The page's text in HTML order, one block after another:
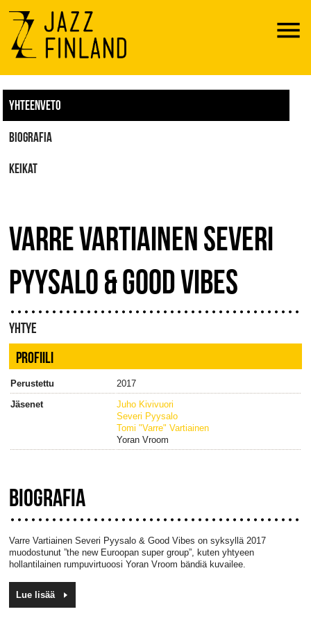
Menu
YHTEENVETO
BIOGRAFIA
KEIKAT
VARRE VARTIAINEN SEVERI
PYYSALO & GOOD VIBES
YHTYE
PROFIILI
Perustettu
2017
Jäsenet
Juho Kivivuori
Severi Pyysalo
Tomi "Varre" Vartiainen
Yoran Vroom
BIOGRAFIA
Varre Vartiainen Severi Pyysalo & Good Vibes on syksyllä 2017
muodostunut ”the new Euroopan super group”, kuten yhtyeen
hollantilainen rumpuvirtuoosi Yoran Vroom bändiä kuvailee.
Lue lisää